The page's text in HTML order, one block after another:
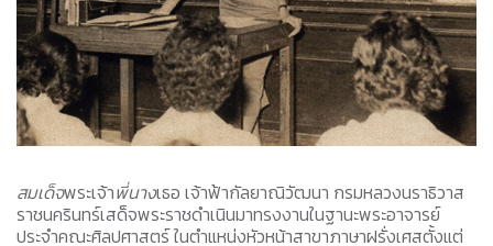
สมเด็จพระเจ้าพี่นางเธอ เจ้าฟ้ากัลยาณิวัฒนา กรมหลวงนราธิวาส
ราชนครินทร์เสด็จพระราชดำเนินมาทรงงานในฐานะพระอาจารย์
ประจำคณะศิลปศาสตร์ ในตำแหน่งหัวหน้าสาขาภาษาฝรั่งเศสตั้งแต่